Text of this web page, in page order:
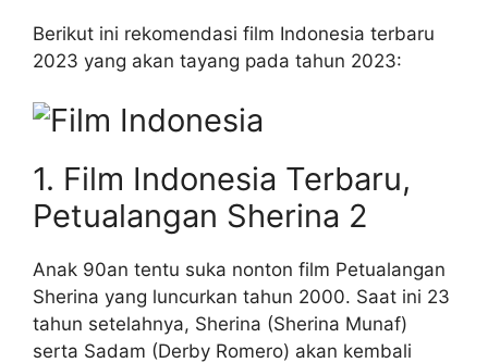
Berikut ini rekomendasi film Indonesia terbaru
2023 yang akan tayang pada tahun 2023:
1. Film Indonesia Terbaru,
Petualangan Sherina 2
Anak 90an tentu suka nonton film Petualangan
Sherina yang luncurkan tahun 2000. Saat ini 23
tahun setelahnya, Sherina (Sherina Munaf)
serta Sadam (Derby Romero) akan kembali